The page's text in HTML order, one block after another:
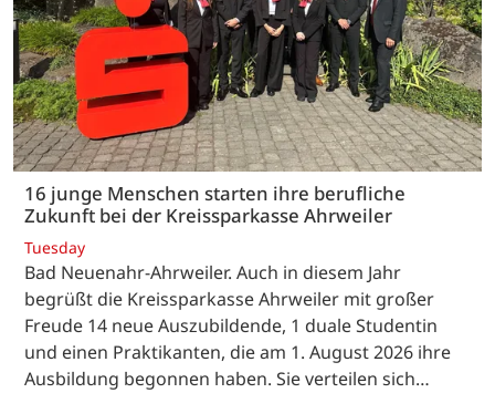
16 junge Menschen starten ihre berufliche
Zukunft bei der Kreissparkasse Ahrweiler
Tuesday
Bad Neuenahr-Ahrweiler. Auch in diesem Jahr
begrüßt die Kreissparkasse Ahrweiler mit großer
Freude 14 neue Auszubildende, 1 duale Studentin
und einen Praktikanten, die am 1. August 2026 ihre
Ausbildung begonnen haben. Sie verteilen sich…